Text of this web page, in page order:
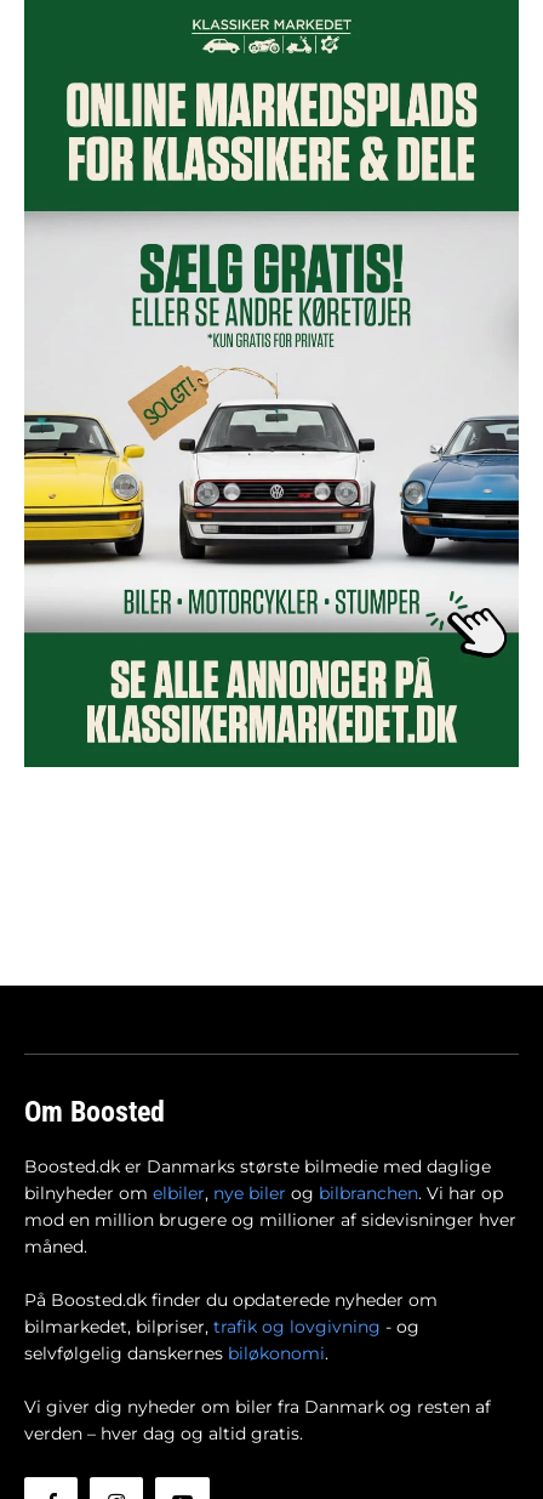
Om Boosted
Boosted.dk er Danmarks største bilmedie med daglige
bilnyheder om elbiler, nye biler og bilbranchen. Vi har op
mod en million brugere og millioner af sidevisninger hver
måned.
På Boosted.dk finder du opdaterede nyheder om
bilmarkedet, bilpriser, trafik og lovgivning - og
selvfølgelig danskernes biløkonomi.
Vi giver dig nyheder om biler fra Danmark og resten af
verden – hver dag og altid gratis.